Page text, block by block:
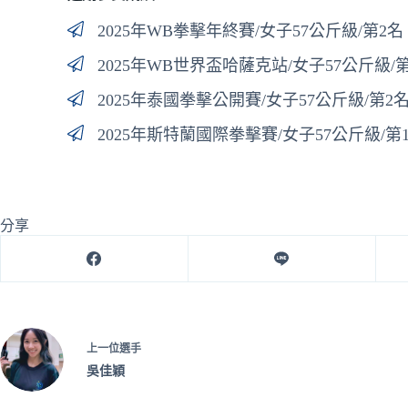
2025年WB拳擊年終賽/女子57公斤級/第2名
2025年WB世界盃哈薩克站/女子57公斤級/
2025年泰國拳擊公開賽/女子57公斤級/第2名
2025年斯特蘭國際拳擊賽/女子57公斤級/第
分享
上一位選手
吳佳穎